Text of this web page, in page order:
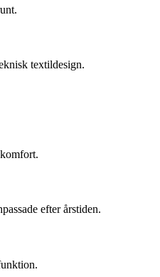
textildesign.
efter årstiden.